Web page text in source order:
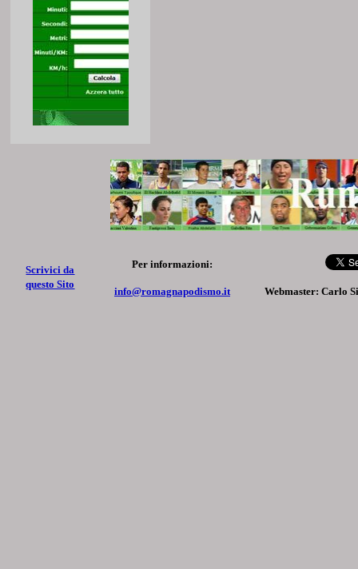
Scrivici da
questo Sito
Per informazioni:
info@romagnapodismo.it Webmaster: Carlo